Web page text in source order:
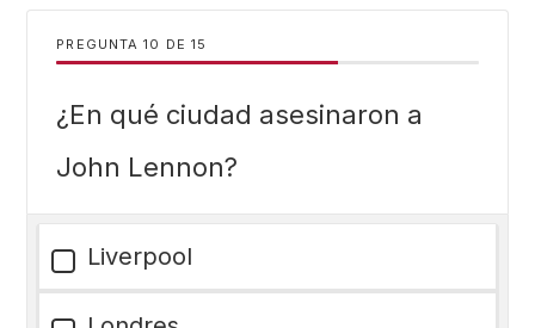
PREGUNTA DE 15
¿En qué ciudad asesinaron a
John Lennon?
Liverpool